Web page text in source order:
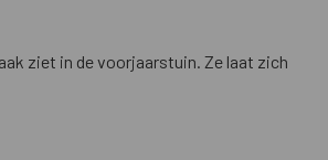
ziet in de voorjaarstuin. Ze laat zich